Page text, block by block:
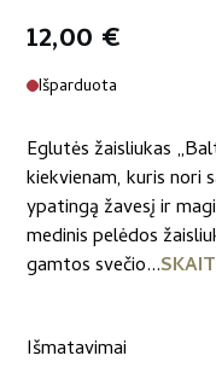
12,00 €
Išparduota
Eglutės žaisliukas
kiekvienam, kuris nori
ypatingą žavesį ir
medinis pelėdos
gamtos svečio...
Išmatavimai